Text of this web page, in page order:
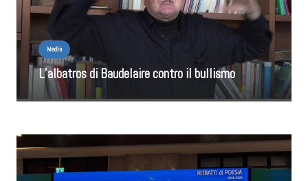
Media
L’albatros di Baudelaire contro il bullismo